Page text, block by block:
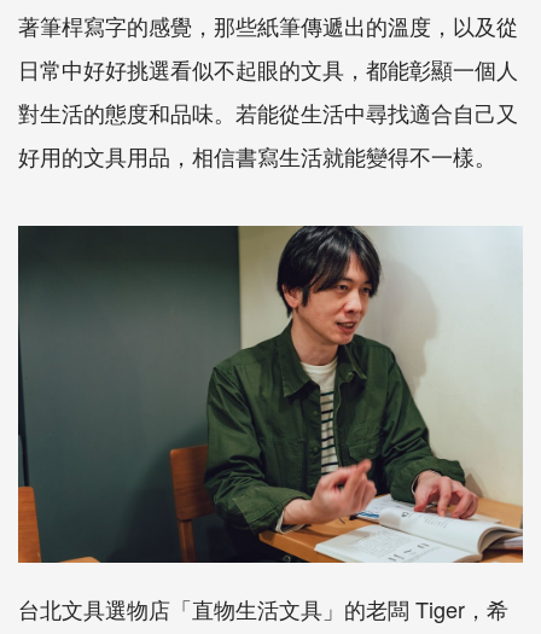
著筆桿寫字的感覺，那些紙筆傳遞出的溫度，以及從
日常中好好挑選看似不起眼的文具，都能彰顯一個人
對生活的態度和品味。若能從生活中尋找適合自己又
好用的文具用品，相信書寫生活就能變得不一樣。
台北文具選物店「直物生活文具」的老闆 Tiger ，希